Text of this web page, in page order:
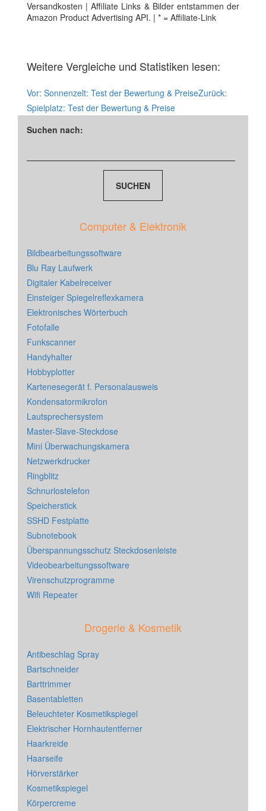
Versandkosten | Affiliate Links & Bilder entstammen der
Amazon Product Advertising API. | * = Affiliate-Link
Weitere Vergleiche und Statistiken lesen:
Vor: Sonnenzelt: Test der Bewertung & PreiseZurück:
Spielplatz: Test der Bewertung & Preise
Suchen nach:
Computer & Elektronik
Bildbearbeitungssoftware
Blu Ray Laufwerk
Digitaler Kabelreceiver
Einsteiger Spiegelreflexkamera
Elektronisches Wörterbuch
Fotofalle
Funkscanner
Handyhalter
Hobbyplotter
Kartenesegerät f. Personalausweis
Kondensatormikrofon
Lautsprechersystem
Master-Slave-Steckdose
Mini Überwachungskamera
Netzwerkdrucker
Ringblitz
Schnurlostelefon
Speicherstick
SSHD Festplatte
Subnotebook
Überspannungsschutz Steckdosenleiste
Videobearbeitungssoftware
Virenschutzprogramme
Wifi Repeater
Drogerie & Kosmetik
Antibeschlag Spray
Bartschneider
Barttrimmer
Basentabletten
Beleuchteter Kosmetikspiegel
Elektrischer Hornhautentferner
Haarkreide
Haarseife
Hörverstärker
Kosmetikspiegel
Körpercreme